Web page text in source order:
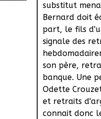
substitut
Bernard doit
part, le fils
signale des
son père,
banque. Une
Odette
et retraits
connait donc